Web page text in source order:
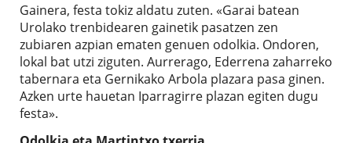
Gainera, festa tokiz aldatu zuten. «Garai batean
Urolako trenbidearen gainetik pasatzen zen
zubiaren azpian ematen genuen odolkia. Ondoren,
lokal bat utzi ziguten. Aurrerago, Ederrena zaharreko
tabernara eta Gernikako Arbola plazara pasa ginen.
Azken urte hauetan Iparragirre plazan egiten dugu
festa».